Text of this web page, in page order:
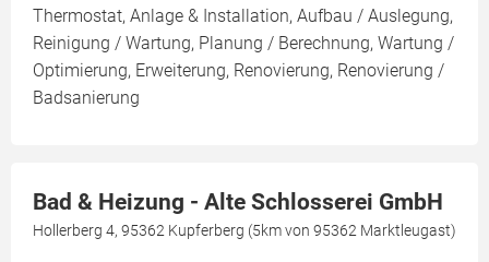
Thermostat, Anlage & Installation, Aufbau / Auslegung,
Reinigung / Wartung, Planung / Berechnung, Wartung /
Optimierung, Erweiterung, Renovierung, Renovierung /
Badsanierung
Bad & Heizung - Alte Schlosserei GmbH
Hollerberg 4, 95362 Kupferberg (5km von 95362 Marktleugast)